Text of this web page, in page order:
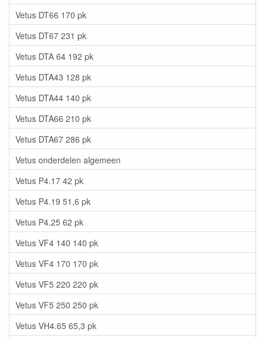
Vetus DT66 170 pk
Vetus DT67 231 pk
Vetus DTA 64 192 pk
Vetus DTA43 128 pk
Vetus DTA44 140 pk
Vetus DTA66 210 pk
Vetus DTA67 286 pk
Vetus onderdelen algemeen
Vetus P4.17 42 pk
Vetus P4.19 51,6 pk
Vetus P4.25 62 pk
Vetus VF4 140 140 pk
Vetus VF4 170 170 pk
Vetus VF5 220 220 pk
Vetus VF5 250 250 pk
Vetus VH4.65 65,3 pk